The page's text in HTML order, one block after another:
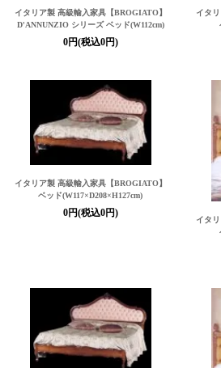
イタリア製 高級輸入家具【BROGIATO】
D'ANNUNZIO シリーズ ベッド(W112cm)
0円(税込0円)
イタ
イタリア製 高級輸入家具【BROGIATO】
ベッド(W117×D208×H127cm)
0円(税込0円)
イタ